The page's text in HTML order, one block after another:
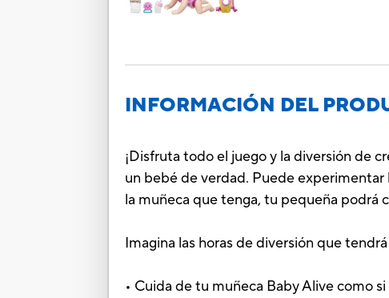
INFORMACIÓN DEL
¡Disfruta todo el juego y la diversión de
un bebé de verdad. Puede experimentar
la muñeca que tenga, tu pequeña podrá
Imagina las horas de diversión que
• Cuida de tu muñeca Baby Alive como